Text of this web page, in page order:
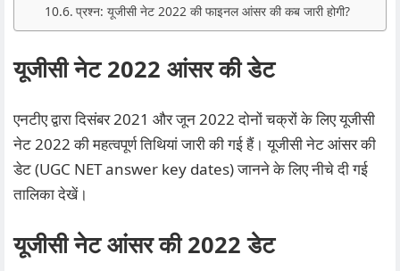
प्रश्न: यूजीसी नेट 2022 की फाइनल आंसर की कब जारी होगी?
यूजीसी नेट 2022 आंसर की डेट
एनटीए द्वारा दिसंबर 2021 और जून 2022 दोनों चक्रों के लिए यूजीसी
नेट 2022 की महत्वपूर्ण तिथियां जारी की गई हैं। यूजीसी नेट आंसर की
डेट (UGC NET answer key dates) जानने के लिए नीचे दी गई
तालिका देखें।
यूजीसी नेट आंसर की 2022 डेट